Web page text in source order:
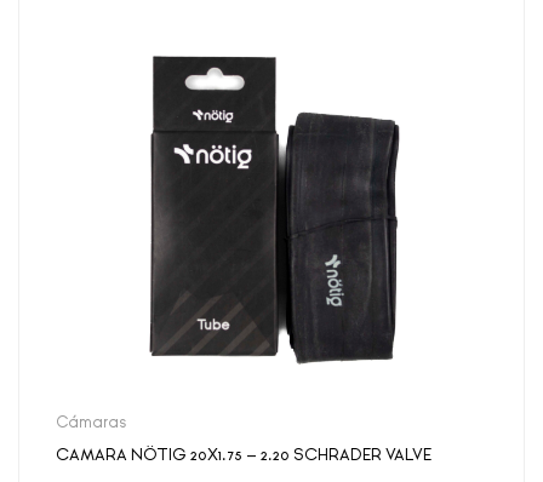
Cámaras
CAMARA NÖTIG 20X1.75 – 2.20 SCHRADER VALVE